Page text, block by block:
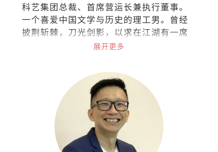
科艺集团总裁、首席营运长兼执行董事。
一个喜爱中国文学与历史的理工男。曾经
披荆斩棘，刀光剑影，以求在江湖有一席
之地。现在只想铅华尽洗，退隐江湖，浪
展开更多